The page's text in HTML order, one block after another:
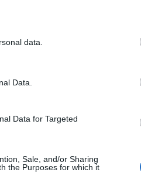
data.
Data.
Data for Targeted
Sale, and/or Sharing
the Purposes for which it